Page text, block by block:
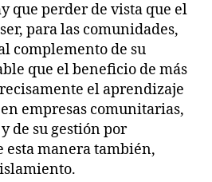
que perder de vista que el
para las comunidades,
complemento de su
que el beneficio de más
el aprendizaje
empresas comunitarias,
de su gestión por
esta manera también,